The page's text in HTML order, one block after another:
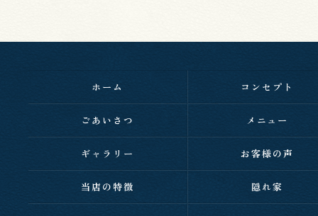
ホーム コンセプト
ごあいさつ メニュー
ギャラリー お客様の声
当店の特徴 隠れ家